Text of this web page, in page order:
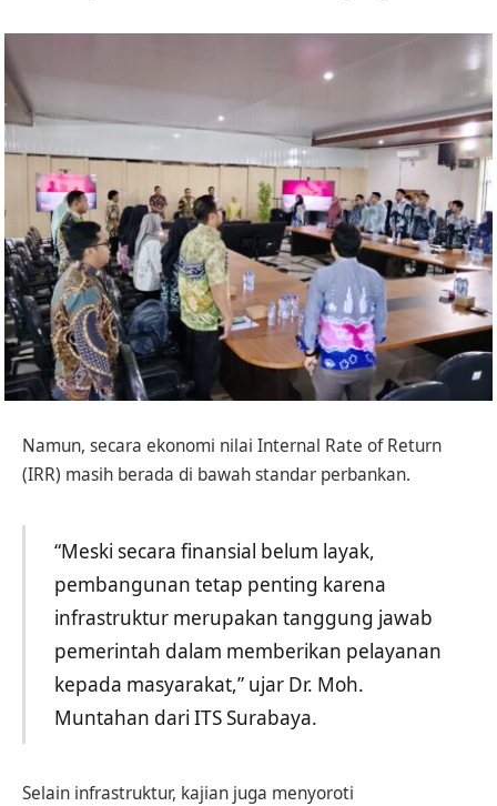
Namun, secara ekonomi nilai Internal Rate of Return
(IRR) masih berada di bawah standar perbankan.
“Meski secara finansial belum layak,
pembangunan tetap penting karena
infrastruktur merupakan tanggung jawab
pemerintah dalam memberikan pelayanan
kepada masyarakat,” ujar Dr. Moh.
Muntahan dari ITS Surabaya.
Selain infrastruktur, kajian juga menyoroti